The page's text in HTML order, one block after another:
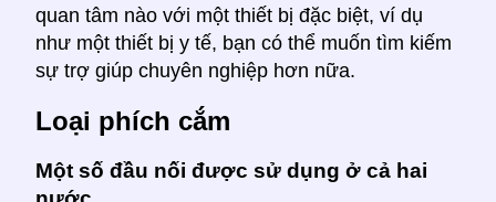
quan tâm nào với một thiết bị đặc biệt, ví dụ
như một thiết bị y tế, bạn có thể muốn tìm kiếm
sự trợ giúp chuyên nghiệp hơn nữa.
Loại phích cắm
Một số đầu nối được sử dụng ở cả hai